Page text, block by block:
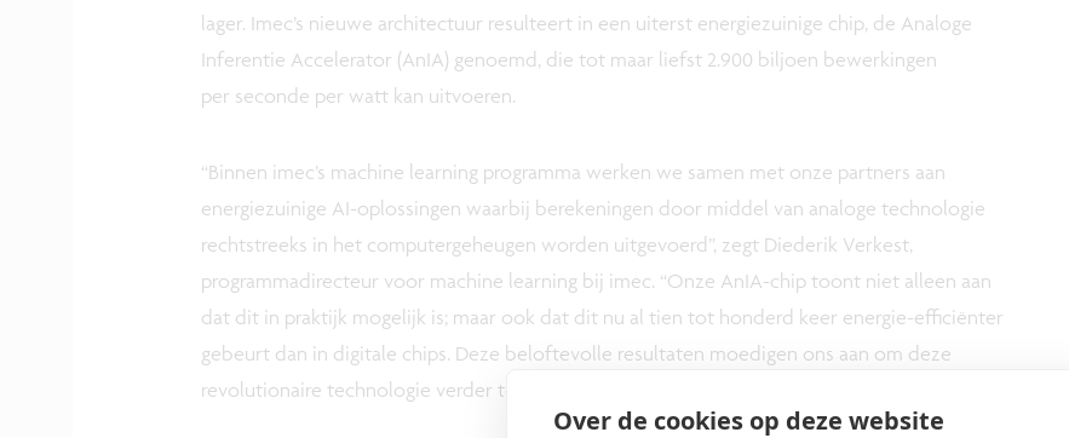
Over de cookies op deze website
lager. Imec’s nieuwe architectuur resulteert in een uiterst energiezuinige chip, de Analoge
Inferentie Accelerator (AnIA) genoemd, die tot maar liefst 2.900 biljoen bewerkingen
per seconde per watt kan uitvoeren.
“Binnen imec’s machine learning programma werken we samen met onze partners aan
energiezuinige AI-oplossingen waarbij berekeningen door middel van analoge technologie
rechtstreeks in het computergeheugen worden uitgevoerd”, zegt Diederik Verkest,
programmadirecteur voor machine learning bij imec. “Onze AnIA-chip toont niet alleen aan
dat dit in praktijk mogelijk is; maar ook dat dit nu al tien tot honderd keer energie-efficiënter
gebeurt dan in digitale chips. Deze beloftevolle resultaten moedigen ons aan om deze
revolutionaire technologie verder te ontwikkelen.”